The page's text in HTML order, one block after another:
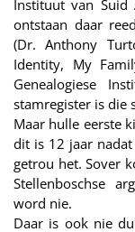
Instituut van Suid
ontstaan daar
(Dr. Anthony
Identity, My
Genealogiese
stamregister is die
Maar hulle eerste
dit is 12 jaar
getrou het. Sover
Stellenboschse
word nie.
Daar is ook nie